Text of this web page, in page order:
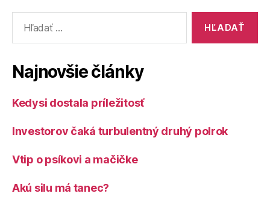
Najnovšie články
Kedysi dostala príležitosť
Investorov čaká turbulentný druhý polrok
Vtip o psíkovi a mačičke
Akú silu má tanec?